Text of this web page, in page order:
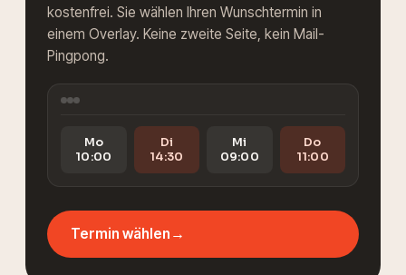
kostenfrei. Sie wählen Ihren Wunschtermin in
einem Overlay. Keine zweite Seite, kein Mail-
Pingpong.
Mo
10:00
Di
14:30
Mi
09:00
Do
11:00
Termin wählen →